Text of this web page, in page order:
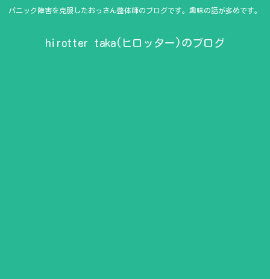
パニック障害を克服したおっさん整体師のブログです。趣味の話が多めです。
hirotter taka(ヒロッター)のブログ